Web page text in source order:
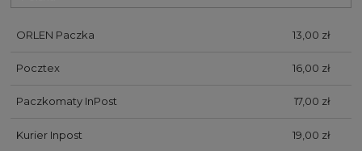
ORLEN Paczka 13,00 zł
Pocztex 16,00 zł
Paczkomaty InPost 17,00 zł
Kurier Inpost 19,00 zł